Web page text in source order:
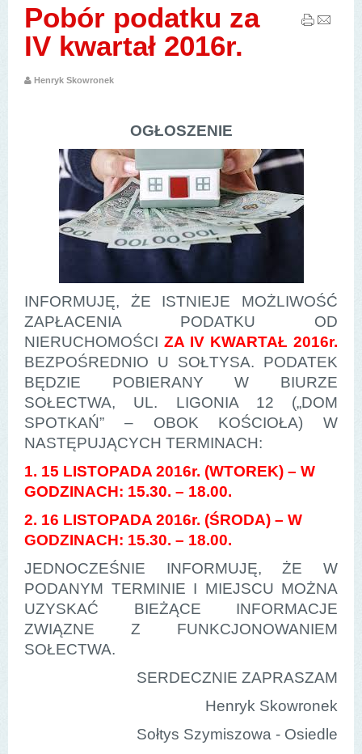
Pobór podatku za
IV kwartał 2016r.
Henryk Skowronek
OGŁOSZENIE
INFORMUJĘ, ŻE ISTNIEJE MOŻLIWOŚĆ
ZAPŁACENIA PODATKU OD
NIERUCHOMOŚCI ZA IV KWARTAŁ 2016r.
BEZPOŚREDNIO U SOŁTYSA. PODATEK
BĘDZIE POBIERANY W BIURZE
SOŁECTWA, UL. LIGONIA 12 („DOM
SPOTKAŃ” – OBOK KOŚCIOŁA) W
NASTĘPUJĄCYCH TERMINACH:
1. 15 LISTOPADA 2016r. (WTOREK) – W
GODZINACH: 15.30. – 18.00.
2. 16 LISTOPADA 2016r. (ŚRODA) – W
GODZINACH: 15.30. – 18.00.
JEDNOCZEŚNIE INFORMUJĘ, ŻE W
PODANYM TERMINIE I MIEJSCU MOŻNA
UZYSKAĆ BIEŻĄCE INFORMACJE
ZWIĄZNE Z FUNKCJONOWANIEM
SOŁECTWA.
SERDECZNIE ZAPRASZAM
Henryk Skowronek
Sołtys Szymiszowa - Osiedle